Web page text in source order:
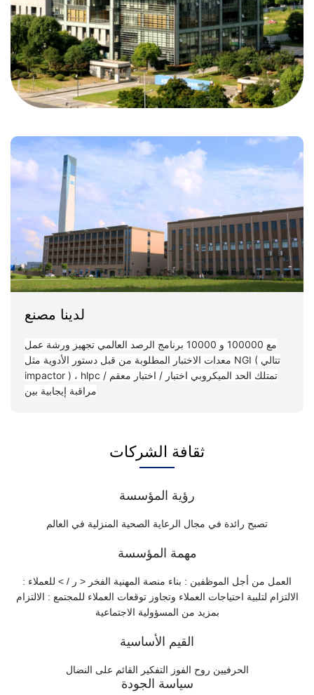
لدينا مصنع
مع 100000 و 10000 برنامج الرصد العالمي تجهيز ورشة عمل
معدات الاختبار المطلوبة من قبل دستور الأدوية مثل NGI ( تتالي
impactor ) ، hlpc تمتلك الحد الميكروبي اختبار / اختبار معقم /
مراقبة إيجابية بين
ثقافة الشركات
رؤية المؤسسة
تصبح رائدة في مجال الرعاية الصحية المنزلية في العالم
مهمة المؤسسة
العمل من أجل الموظفين : بناء منصة المهنية الفخر < ر / > للعملاء :
الالتزام لتلبية احتياجات العملاء وتجاوز توقعات العملاء للمجتمع : الالتزام
بمزيد من المسؤولية الاجتماعية
القيم الأساسية
الحرفيين روح الفوز التفكير القائم على النضال
سياسة الجودة